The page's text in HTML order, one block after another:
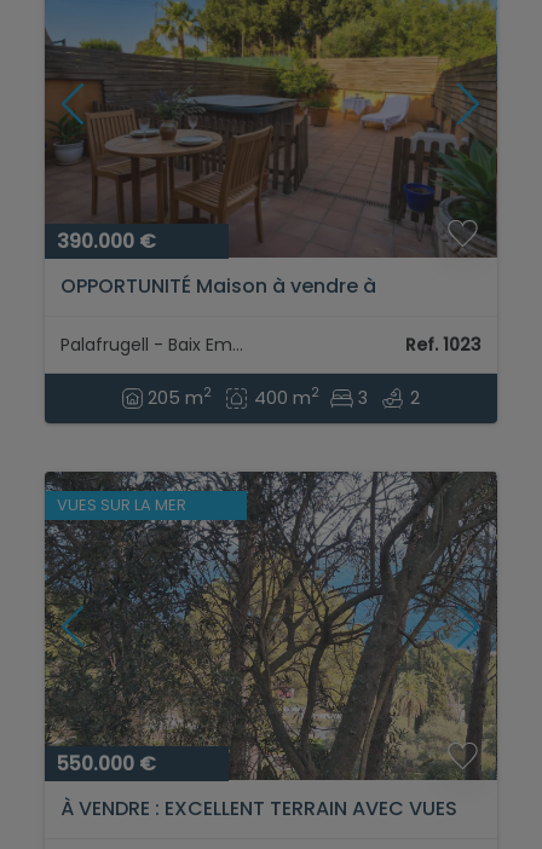
390.000 €
OPPORTUNITÉ Maison à vendre à
patio...
Palafrugell - Baix Empordà Ref. 1023
205 m2 400 m2 3 2
VUES SUR LA MER
550.000 €
À VENDRE : EXCELLENT TERRAIN AVEC VUES